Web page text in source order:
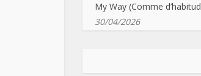
My Way (Comme
30/04/2026